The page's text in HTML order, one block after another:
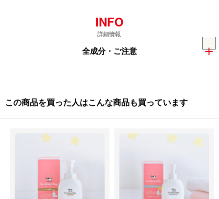
INFO
全成分・ご注意
この商品を買った人はこんな商品も買っています